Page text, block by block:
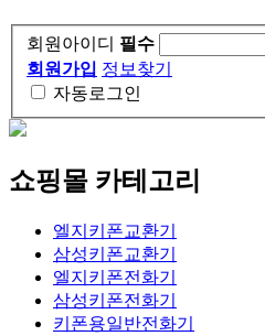
회원아이디 필수
회원가입 정보찾기
자동로그인
쇼핑몰 카테고리
엘지키폰교환기
삼성키폰교환기
엘지키폰전화기
삼성키폰전화기
키폰용일반전화기